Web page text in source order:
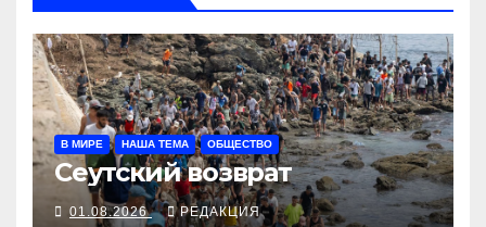
В МИРЕ НАША ТЕМА ОБЩЕСТВО
Сеутский возврат
01.08.2026 РЕДАКЦИЯ